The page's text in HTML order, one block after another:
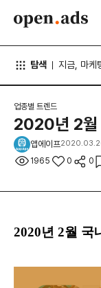
탐색 지금, 마케
업종별 트렌드
2020년 2월
앱에이프
1965 0 0
2020년 2월 국